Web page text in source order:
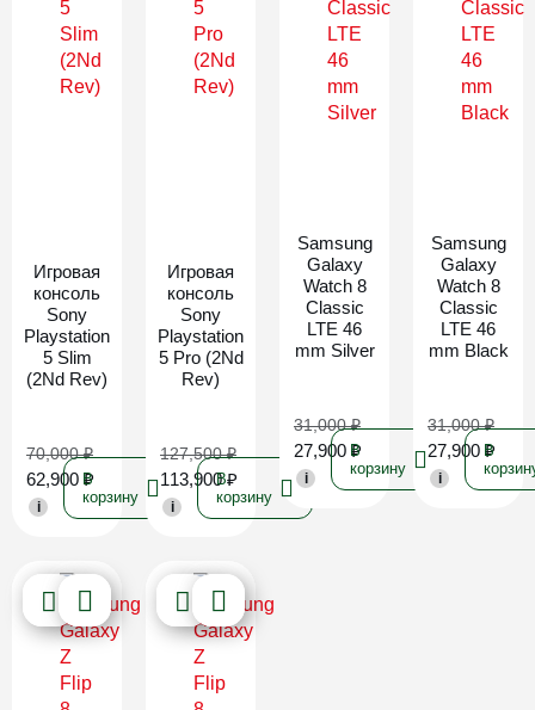
Игровая
консоль
Sony
Playstation
5 Slim
(2Nd Rev)
70,000₽
62,900 ₽
i
В
корзину
Игровая
консоль
Sony
Playstation
5 Pro (2Nd
Rev)
127,500₽
113,900₽
i
В
корзину
Samsung
Galaxy
Watch 8
Classic
LTE 46
mm Silver
31,000₽
27,900 ₽
i
В
корзину
Samsung
Galaxy
Watch 8
Classic
LTE 46
mm Black
31,000₽
27,900 ₽
i
В